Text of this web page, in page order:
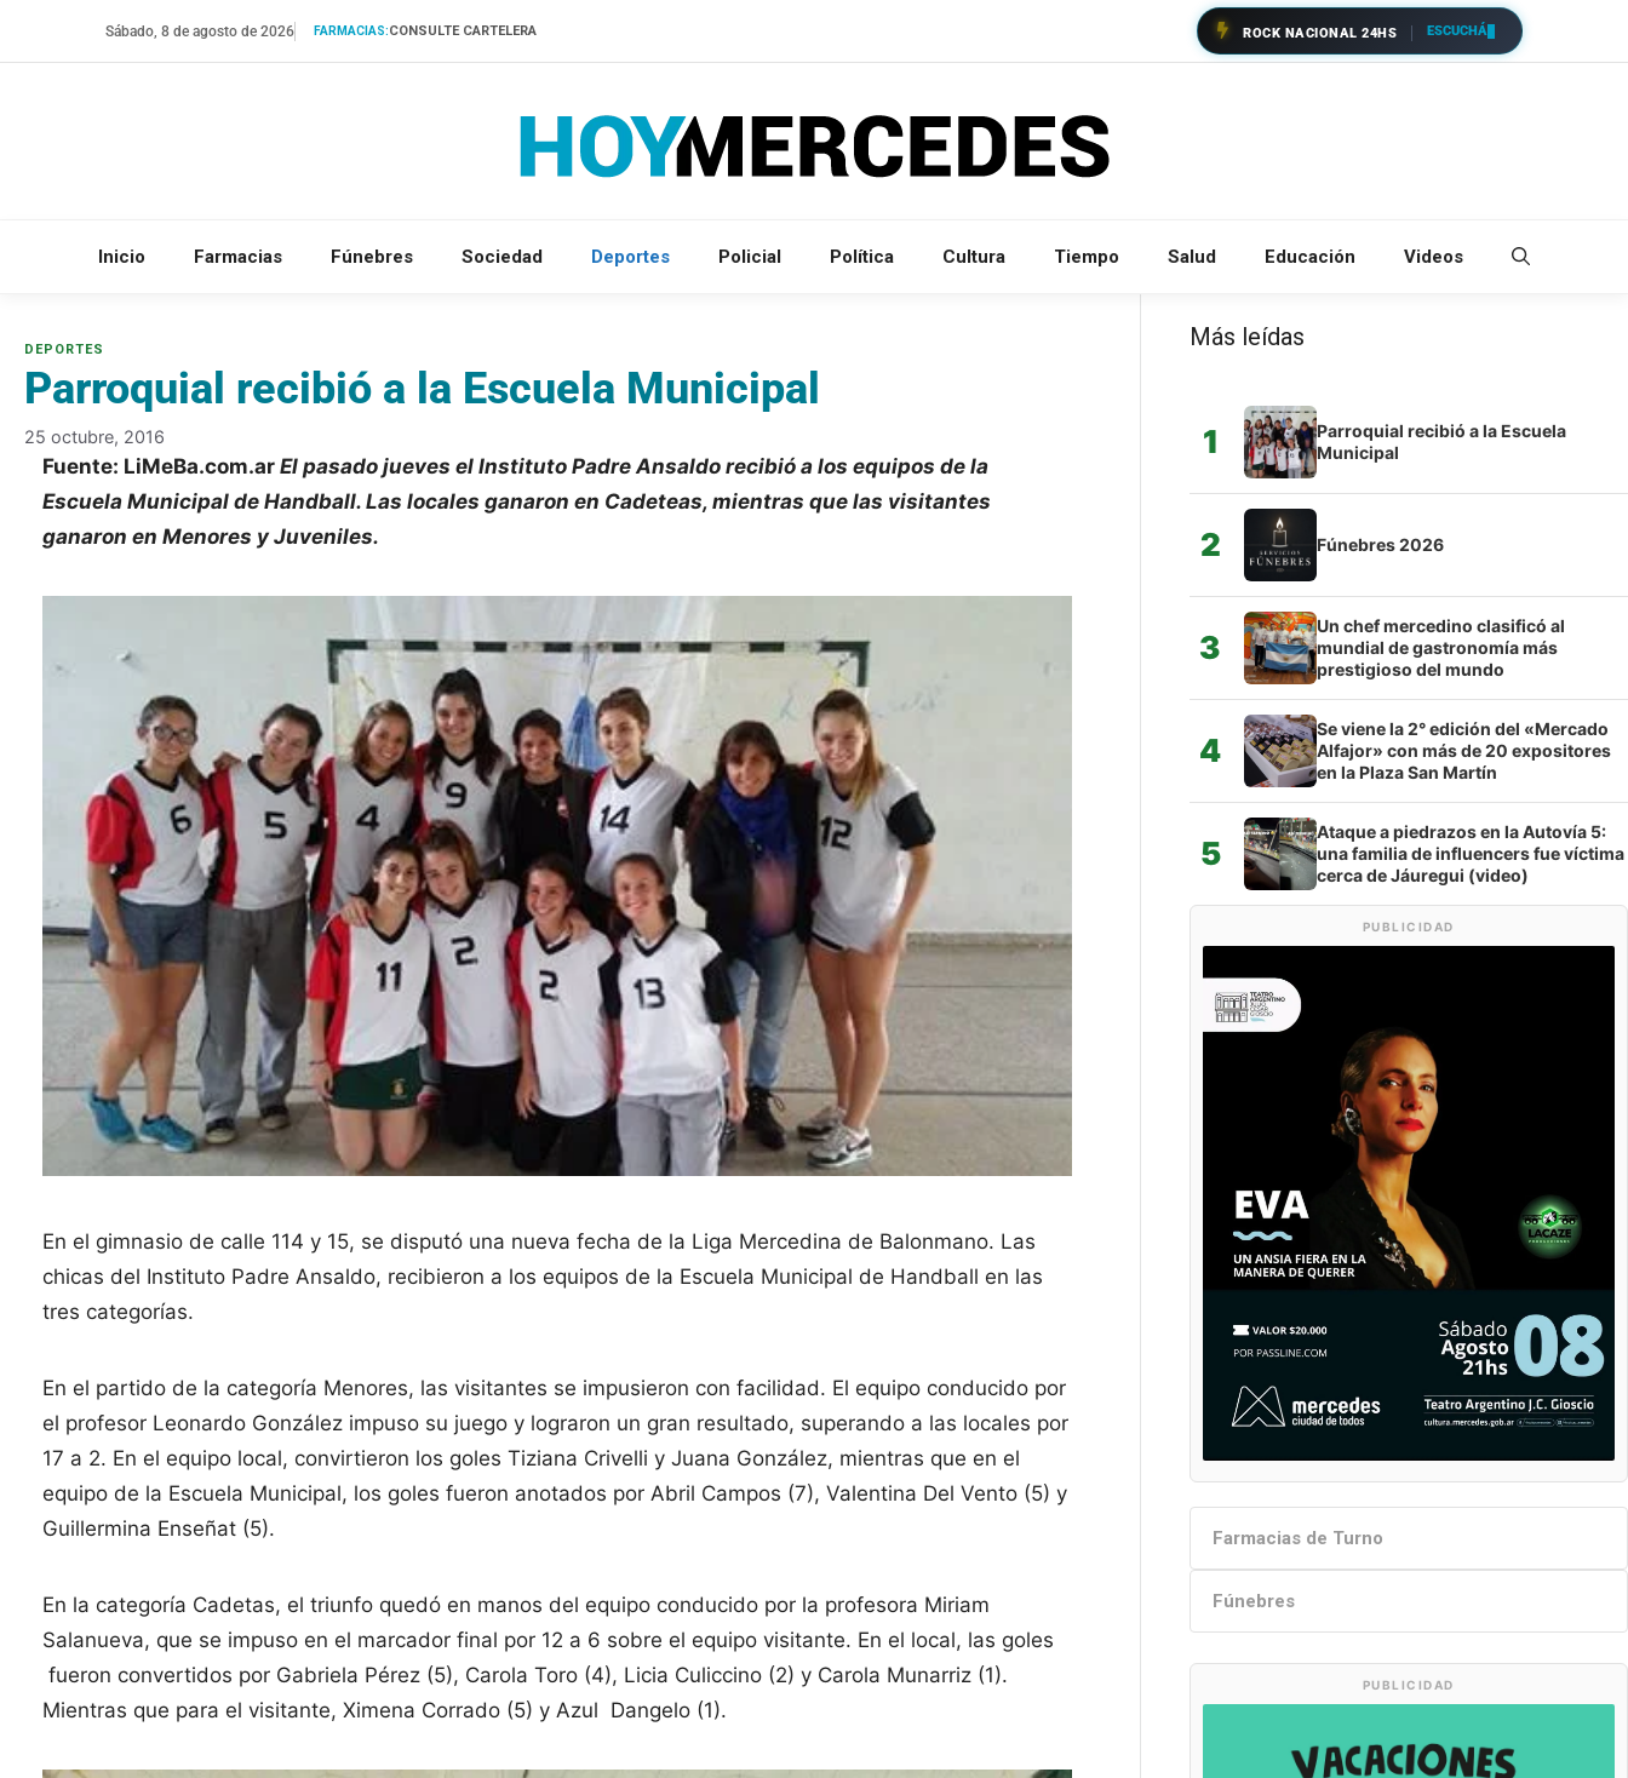
Sábado, 8 de agosto de 2026 FARMACIAS:CONSULTE CARTELERA ROCK NACIONAL 24HS ESCUCHÁ
Inicio Farmacias Fúnebres Sociedad Deportes Policial Política Cultura Tiempo Salud Educación Videos
Parroquial recibió a la Escuela Municipal
25 octubre, 2016
Fuente: LiMeBa.com.ar El pasado jueves el Instituto Padre Ansaldo recibió a los equipos de la
Escuela Municipal de Handball. Las locales ganaron en Cadeteas, mientras que las visitantes
ganaron en Menores y Juveniles.
En el gimnasio de calle 114 y 15, se disputó una nueva fecha de la Liga Mercedina de Balonmano. Las
chicas del Instituto Padre Ansaldo, recibieron a los equipos de la Escuela Municipal de Handball en las
tres categorías.
En el partido de la categoría Menores, las visitantes se impusieron con facilidad. El equipo conducido por
el profesor Leonardo González impuso su juego y lograron un gran resultado, superando a las locales por
17 a 2. En el equipo local, convirtieron los goles Tiziana Crivelli y Juana González, mientras que en el
equipo de la Escuela Municipal, los goles fueron anotados por Abril Campos (7), Valentina Del Vento (5) y
Guillermina Enseñat (5).
En la categoría Cadetas, el triunfo quedó en manos del equipo conducido por la profesora Miriam
Salanueva, que se impuso en el marcador final por 12 a 6 sobre el equipo visitante. En el local, las goles
fueron convertidos por Gabriela Pérez (5), Carola Toro (4), Licia Culiccino (2) y Carola Munarriz (1).
Mientras que para el visitante, Ximena Corrado (5) y Azul Dangelo (1).
Más leídas
1
Parroquial recibió a la Escuela
Municipal
2 Fúnebres 2026
3
Un chef mercedino clasificó al
mundial de gastronomía más
prestigioso del mundo
4
Se viene la 2° edición del «Mercado
Alfajor» con más de 20 expositores
en la Plaza San Martín
5
Ataque a piedrazos en la Autovía 5:
una familia de influencers fue víctima
cerca de Jáuregui (video)
PUBLICIDAD
Farmacias de Turno
Fúnebres
PUBLICIDAD